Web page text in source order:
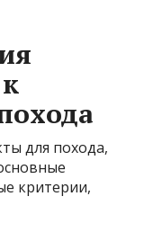
для похода,
критерии,